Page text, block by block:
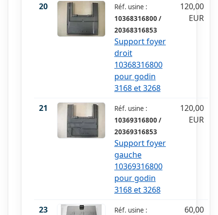
20
Réf. usine :
10368316800 /
20368316853
Support foyer
droit
10368316800
pour godin
3168 et 3268
120,00
EUR
21
Réf. usine :
10369316800 /
20369316853
Support foyer
gauche
10369316800
pour godin
3168 et 3268
120,00
EUR
23 Réf. usine : 60,00